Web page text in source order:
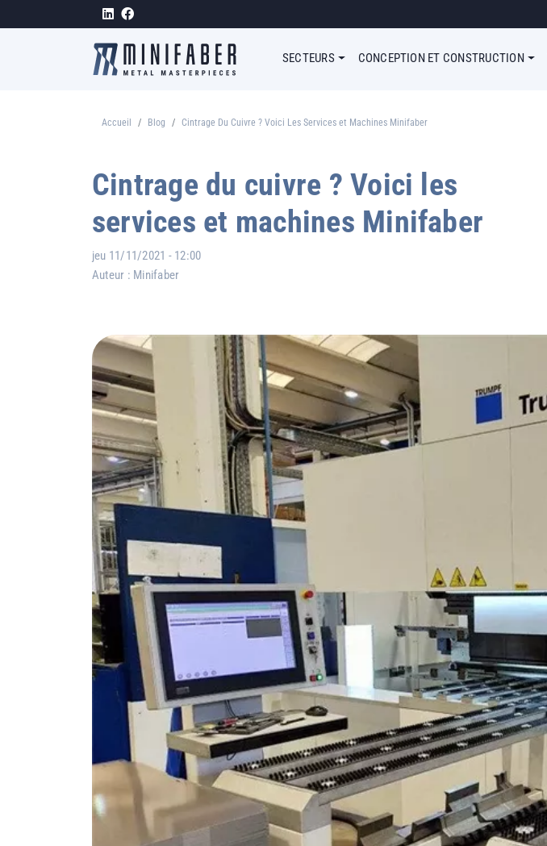
Aller au contenu principal
SECTEURS CONCEPTION ET CONSTRUCTION
Fil d'Ariane
Accueil Blog Cintrage Du Cuivre ? Voici Les Services et Machines Minifaber
Cintrage du cuivre ? Voici les
services et machines Minifaber
jeu 11/11/2021 - 12:00
Auteur : Minifaber